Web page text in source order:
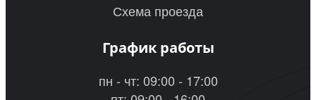
Схема проезда
График работы
пн - чт: 09:00 - 17:00